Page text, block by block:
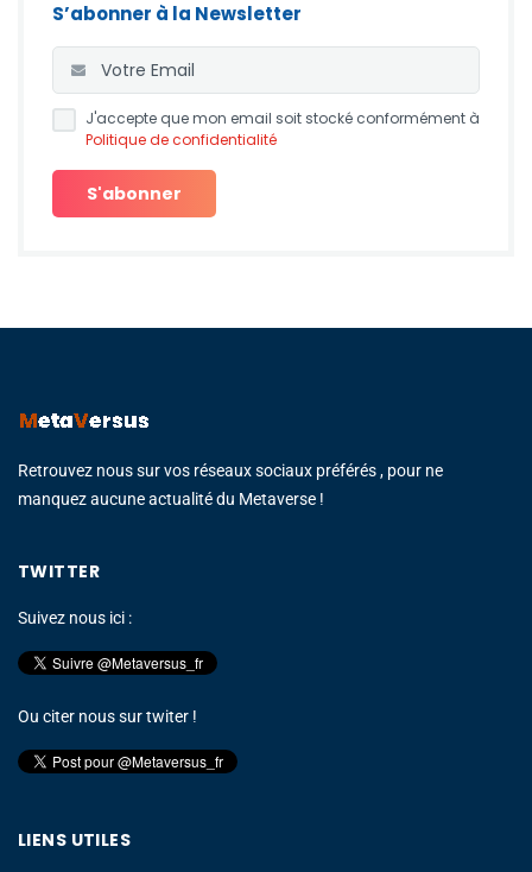
S’abonner à la Newsletter
J'accepte que mon email soit stocké conformément à
Politique de confidentialité
Retrouvez nous sur vos réseaux sociaux préférés , pour ne
manquez aucune actualité du Metaverse !
TWITTER
Suivez nous ici :
Ou citer nous sur twiter !
LIENS UTILES